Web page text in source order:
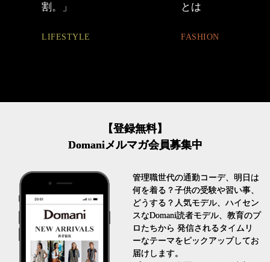
割。」
LIFESTYLE
とは
FASHION
【登録無料】
Domaniメルマガ会員募集中
管理職世代の通勤コーデ、明日は
何を着る？子供の受験や習い事、
どうする？人気モデル、ハイセン
スなDomani読者モデル、教育のプ
ロたちから 発信されるタイムリ
ーなテーマをピックアップしてお
届けします。